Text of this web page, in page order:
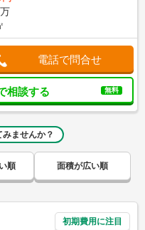
電話で問合せ
相談する 無料
ませんか？
順 面積が広い順
初期費用に注目